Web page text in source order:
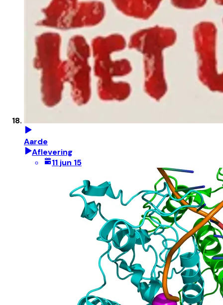
Aarde
Aflevering
11 jun 15